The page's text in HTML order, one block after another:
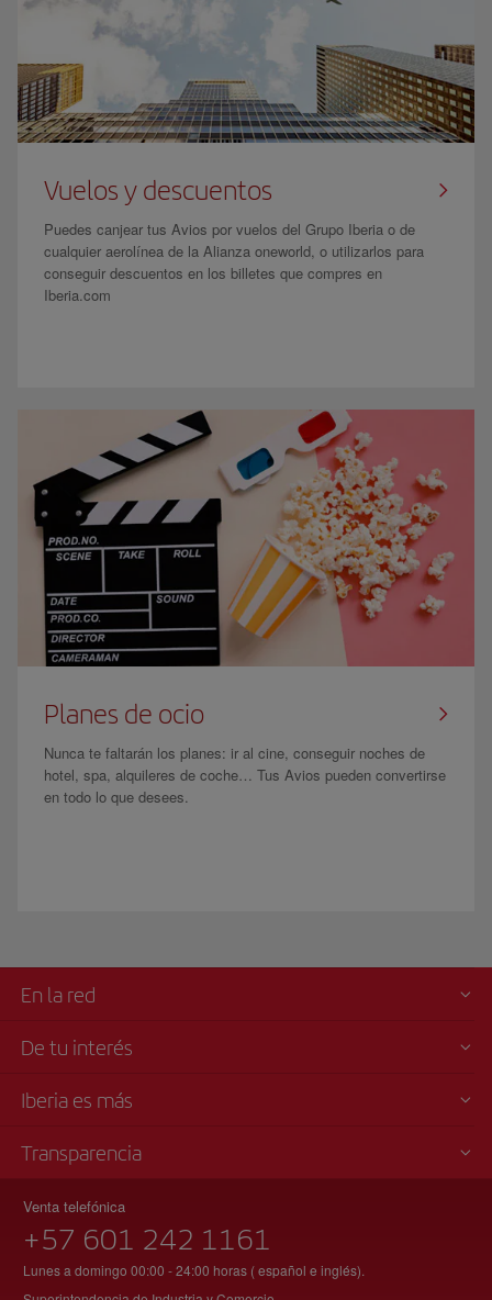
Vuelos y descuentos
Puedes canjear tus Avios por vuelos del Grupo Iberia o de
cualquier aerolínea de la Alianza oneworld, o utilizarlos para
conseguir descuentos en los billetes que compres en
Iberia.com
Planes de ocio
Nunca te faltarán los planes: ir al cine, conseguir noches de
hotel, spa, alquileres de coche… Tus Avios pueden convertirse
en todo lo que desees.
En la red
De tu interés
Iberia es más
Transparencia
Venta telefónica
+57 601 242 1161
Lunes a domingo 00:00 - 24:00 horas ( español e inglés).